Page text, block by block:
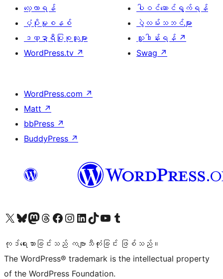
လေ့လာရန်
ပံ့ပိုးမှုစနစ်
ဒဏ္ဍာရီပြုစုသူများ
WordPress.tv ↗
ပါဝင်ဆောင်ရွက်ရန်
ပွဲလမ်းသဘင်များ
လှူဒါန်းရန် ↗
Swag ↗
WordPress.com ↗
Matt ↗
bbPress ↗
BuddyPress ↗
ကျွန်ုပ်တို့၏ X (ယခင် Twitter) အကောင့်သို့ သွားရောက်ကြည့်ရှုပါကျွန်ုပ်တို့၏ Bluesky အကောင့်သို့ ဝင်ရောက်ကြည့်ရှုရန်
ကျွန်ုပ်တို့၏ Mastodon အကောင့်သို့ သွားရောက်ကြည့်ရှုပါကျွန်ုပ်တို့၏ Threads အကောင့်သို့ ဝင်ရောက်ကြည့်ရှုရန်
ကျွန်ုပ်တို့၏ Facebook စာမျက်နှာသို့ သွားရောက်ကြည့်ရှုပါကျွန်ုပ်တို့၏ Instagram အကောင့်သို့ သွားရောက်ကြည့်ရှုပါ ကျွန်ုပ်တို့၏ LinkedIn အကောင့်သို့ သွားရောက်ကြည့်ရှုပါကျွန်ုပ်တို့၏ TikTok အကောင့်သို့ ဝင်ရောက်ကြည့်ရှုရန်
ကျွန်ုပ်တို့၏ YouTube ချန်နယ်သို့ သွားရောက်ကြည့်ရှုပါ ကျွန်ုပ်တို့၏ Tumblr အကောင့်သို့ ဝင်ရောက်ကြည့်ရှုရန်
ကုဒ်ရေးသားခြင်းသည် ကဗျာသီကုံးခြင်း ဖြစ်သည်။
The WordPress® trademark is the intellectual property
of the WordPress Foundation.